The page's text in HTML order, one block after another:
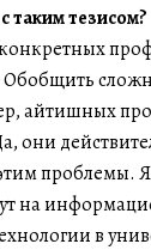
таким тезисом?
конкретных
Обобщить
айтишных
они
проблемы.
на
в